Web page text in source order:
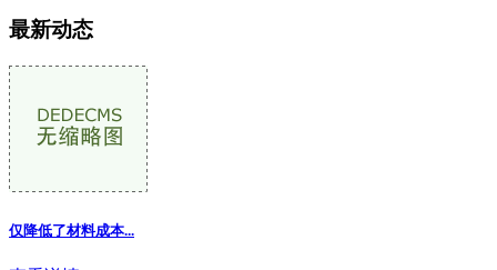
最新动态
仅降低了材料成本...